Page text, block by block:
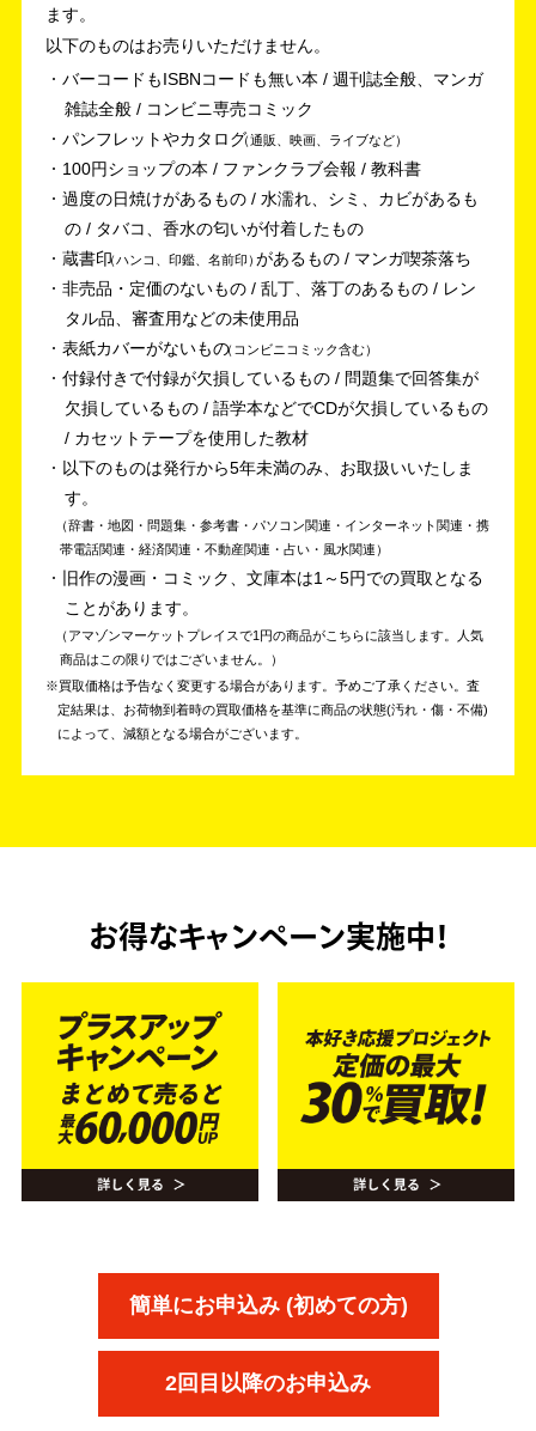
ます。
以下のものはお売りいただけません。
バーコードもISBNコードも無い本 / 週刊誌全般、マンガ
雑誌全般 / コンビニ専売コミック
パンフレットやカタログ 通販、映画、ライブなど
100円ショップの本 / ファンクラブ会報 / 教科書
過度の日焼けがあるもの / 水濡れ、シミ、カビがあるも
の / タバコ、香水の匂いが付着したもの
蔵書印 ハンコ、印鑑、名前印
があるもの / マンガ喫茶落ち
非売品・定価のないもの / 乱丁、落丁のあるもの / レン
タル品、審査用などの未使用品
表紙カバーがないもの コンビニコミック含む
付録付きで付録が欠損しているもの / 問題集で回答集が
欠損しているもの / 語学本などでCDが欠損しているもの
/ カセットテープを使用した教材
以下のものは発行から5年未満のみ、お取扱いいたしま
す。
辞書・地図・問題集・参考書・パソコン関連・インターネット関連・携
帯電話関連・経済関連・不動産関連・占い・風水関連
旧作の漫画・コミック、文庫本は1～5円での買取となる
ことがあります。
アマゾンマーケットプレイスで1円の商品がこちらに該当します。人気
商品はこの限りではございません。
買取価格は予告なく変更する場合があります。予めご了承ください。 査
定結果は、お荷物到着時の買取価格を基準に商品の状態(汚れ・傷・不備)
によって、減額となる場合がございます。
お得なキャンペーン実施中！
簡単にお申込み (初めての方)
2回目以降のお申込み